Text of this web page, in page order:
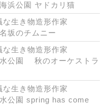
浜公園 ヤドカリ猫
生き物造形作家
坂のチムニー
生き物造形作家
公園 秋のオーケストラ
生き物造形作家
公園 spring has come